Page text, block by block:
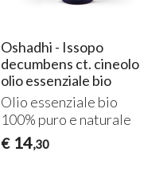
Oshadhi - Issopo
decumbens ct. cineolo
olio essenziale bio
Olio essenziale bio
100% puro e naturale
€ 14,30